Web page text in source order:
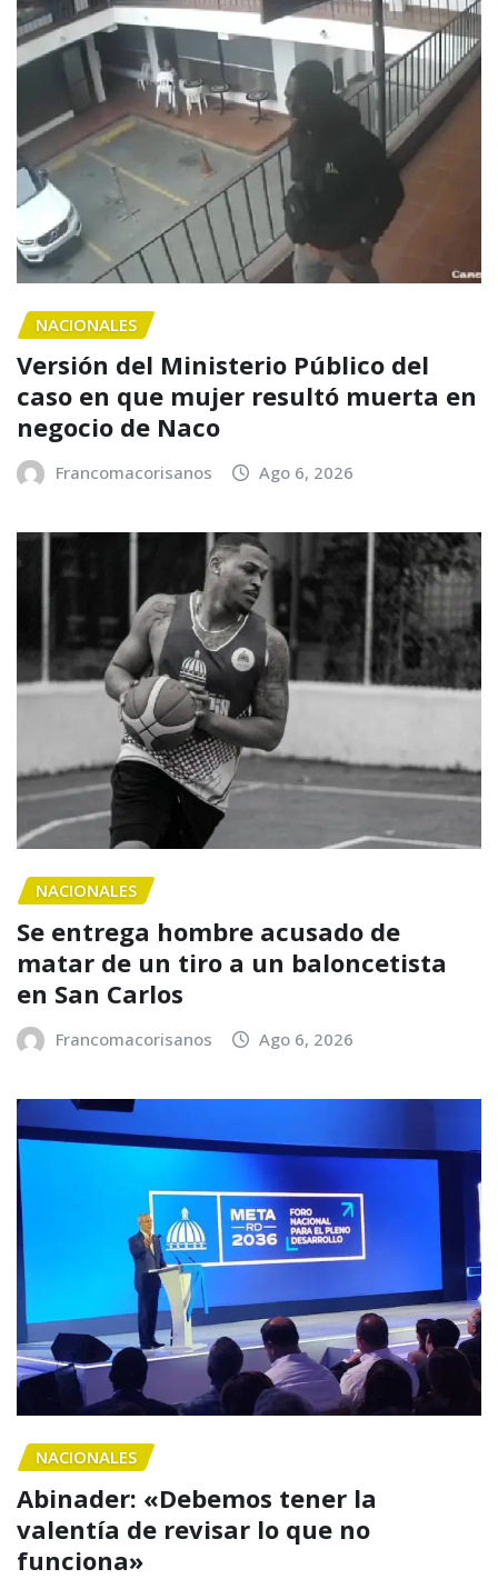
NACIONALES
Versión del Ministerio Público del
caso en que mujer resultó muerta en
negocio de Naco
Francomacorisanos Ago 6, 2026
NACIONALES
Se entrega hombre acusado de
matar de un tiro a un baloncetista
en San Carlos
Francomacorisanos Ago 6, 2026
NACIONALES
Abinader: «Debemos tener la
valentía de revisar lo que no
funciona»